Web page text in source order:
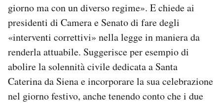
giorno ma con un diverso regime». E chiede ai
presidenti di Camera e Senato di fare degli
«interventi correttivi» nella legge in maniera da
renderla attuabile. Suggerisce per esempio di
abolire la solennità civile dedicata a Santa
Caterina da Siena e incorporare la sua celebrazione
nel giorno festivo, anche tenendo conto che i due